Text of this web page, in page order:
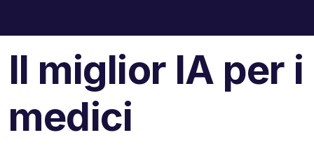
Il miglior IA per i
medici